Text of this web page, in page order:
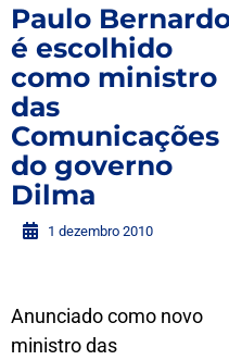
Paulo
é escolhido
como ministro
das
Comunicações
do governo
Dilma
1 dezembro 2010
Anunciado como novo
ministro das